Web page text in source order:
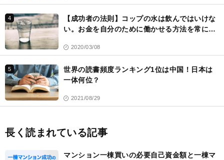
4
【成功者の法則】コップの水は飲んではいけな
い。お金を自分のために働かせる方法を常に考
2020/03/08
5
世界の読書頻度ランキング1位は中国！日本は
一体何位？
2021/08/29
長く読まれている記事
マンション一棟買いの必要自己資金額と一棟マ